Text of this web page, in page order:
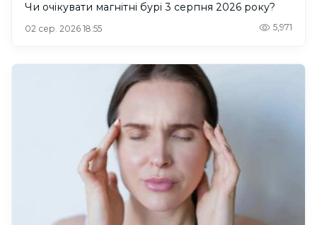
Чи очікувати магнітні бурі 3 серпня 2026 року?
02 сер. 2026 18:55 5,971